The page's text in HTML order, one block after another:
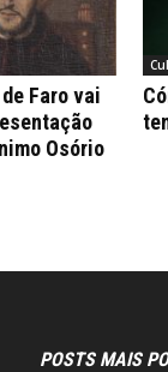
Faro vai
Osório
POSTS MAIS